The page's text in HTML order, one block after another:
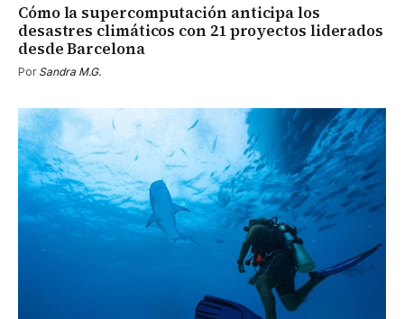
Cómo la supercomputación anticipa los
desastres climáticos con 21 proyectos liderados
desde Barcelona
Por Sandra M.G.